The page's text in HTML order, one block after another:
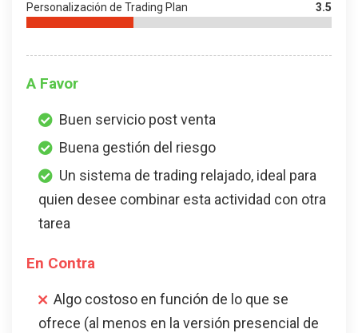
Personalización de Trading Plan 3.5
A Favor
Buen servicio post venta
Buena gestión del riesgo
Un sistema de trading relajado, ideal para
quien desee combinar esta actividad con otra
tarea
En Contra
Algo costoso en función de lo que se
ofrece (al menos en la versión presencial de